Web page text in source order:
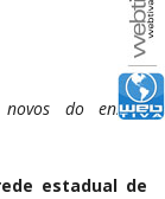
do ensino
estadual de